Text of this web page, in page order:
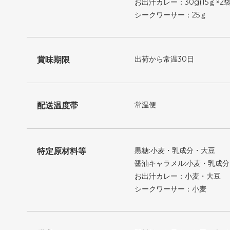
お出汁カレー：30g(15ｇ×2
シークワーサー：25ｇ
賞味期限 出荷から常温30日
配送温度帯 常温便
特定原材料等
黒糖:小麦・乳成分・大豆
醤油キャラメル:小麦・乳成
お出汁カレー：小麦・大豆
シークワーサー：小麦